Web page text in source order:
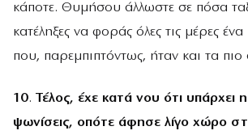
κάποτε. Θυμήσου άλλωστε σε πόσα
κατέληξες να φοράς όλες τις μέρες
που, παρεμπιπτόντως, ήταν και τα πιο
10. Τέλος, έχε κατά νου ότι υπάρχει
ψωνίσεις, οπότε άφησε λίγο χώρο